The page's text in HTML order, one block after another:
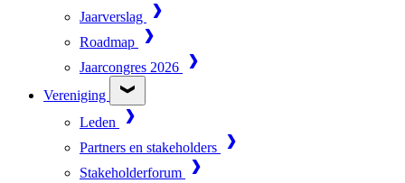
Jaarverslag
Roadmap
Jaarcongres 2026
Vereniging
Leden
Partners en stakeholders
Stakeholderforum